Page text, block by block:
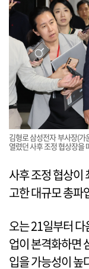
김형로 삼성전자 부사장(
열렸던 사후 조정 협상장을
사후 조정 협상이
고한 대규모 총파
오는 21일부터
업이 본격화하면
입을 가능성이